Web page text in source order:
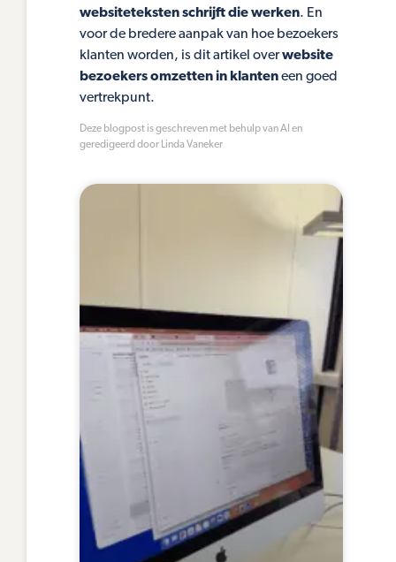
websiteteksten schrijft die werken. En
voor de bredere aanpak van hoe bezoekers
klanten worden, is dit artikel overwebsite
bezoekers omzetten in klanteneen goed
vertrekpunt.
Deze blogpost is geschreven met behulp van AI en
geredigeerd door Linda Vaneker